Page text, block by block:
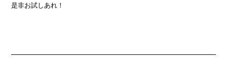
是非お試しあれ！